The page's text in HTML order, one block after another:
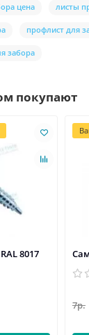
цена листы
профлист для
забора
покупают
8017
7р.